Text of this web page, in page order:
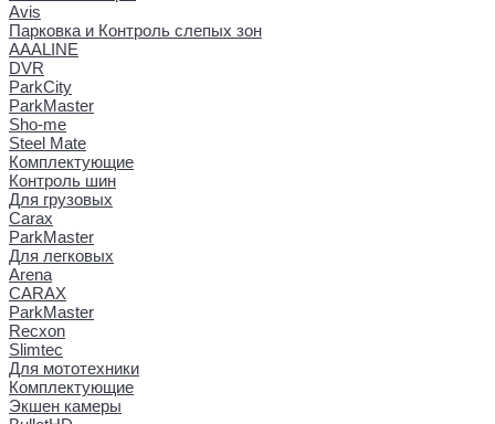
Avis
Парковка и Контроль слепых зон
AAALINE
DVR
ParkCity
ParkMaster
Sho-me
Steel Mate
Комплектующие
Контроль шин
Для грузовых
Carax
ParkMaster
Для легковых
Arena
CARAX
ParkMaster
Recxon
Slimtec
Для мототехники
Комплектующие
Экшен камеры